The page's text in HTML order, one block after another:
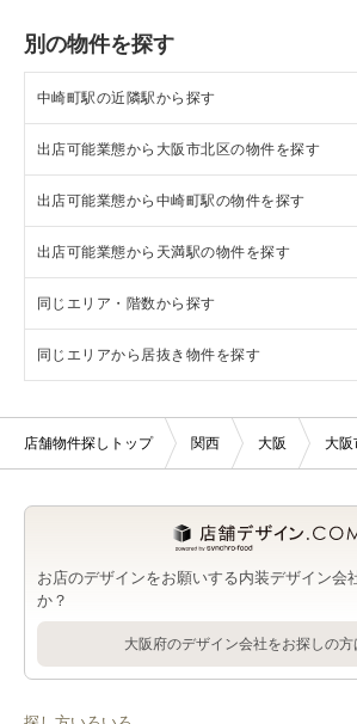
別の物件を探す
中崎町駅の近隣駅から探す
東梅田駅の店舗物件・貸店舗・テナント一覧
天神橋筋六丁目駅の店舗物件・貸店舗・テナ
南森町駅の店舗物件・貸店舗・テナント一覧
都島駅の店舗物件・貸店舗・テナント一覧
出店可能業態から大阪市北区の物件を探す
大阪市北区の重飲食を出店可能な店舗物件・
一覧
出店可能業態から中崎町駅の物件を探す
中崎町駅の重飲食を出店可能な店舗物件・貸
覧
出店可能業態から天満駅の物件を探す
天満駅の重飲食を出店可能な店舗物件・貸店
天満駅の軽飲食を出店可能な店舗物件・貸店
同じエリア・階数から探す
大阪市の1階の店舗物件・貸店舗・テナント一
中崎町駅の1階の店舗物件・貸店舗・テナン
天満駅の1階の店舗物件・貸店舗・テナント
同じエリアから居抜き物件を探す
中崎町駅の居抜き店舗物件・貸店舗・テナン
天満駅の居抜き店舗物件・貸店舗・テナント
天神橋筋六丁目駅の居抜き店舗物件・貸店舗
店舗物件探しトップ 関西 大阪 大阪
お店のデザインをお願いする内装デザイン会
か？
大阪府のデザイン会社をお探しの方